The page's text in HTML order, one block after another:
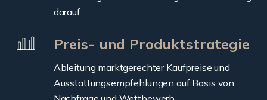
darauf
Preis- und Produktstrategie
Ableitung marktgerechter Kaufpreise und
Ausstattungsempfehlungen auf Basis von